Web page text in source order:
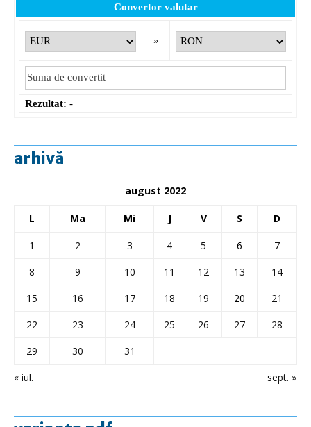
Convertor valutar
»
Rezultat: -
arhivă
august 2022
L Ma Mi J V S D
« iul. sept. »
1 2 3 4 5 6
7
8
9 10 11 12 13
14
15
16 17 18 19 20
21
22
23 24 25 26 27
28
29
30 31